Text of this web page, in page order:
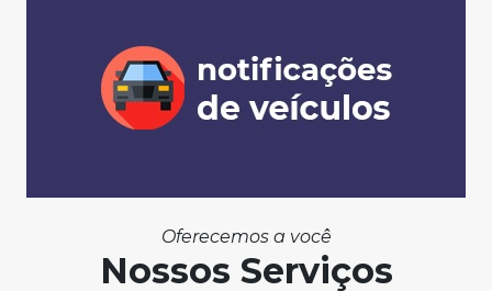
Oferecemos a você
Nossos Serviços